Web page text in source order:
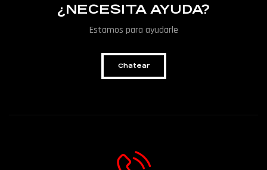
¿NECESITA AYUDA?
Estamos para ayudarle
Chatear